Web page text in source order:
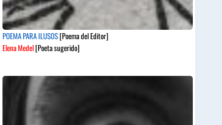
POEMA PARA ILUSOS[Poema del Editor]
Elena Medel[Poeta sugerido]